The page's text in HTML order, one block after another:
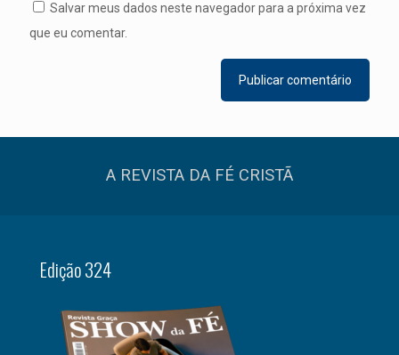
Salvar meus dados neste navegador para a próxima vez
que eu comentar.
A REVISTA DA FÉ CRISTÃ
Edição 324